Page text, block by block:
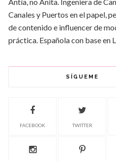
Canales y Puertos en el papel,
de contenido e influencer de
práctica. Española con base en
SÍGUEME
FACEBOOK TWITTER